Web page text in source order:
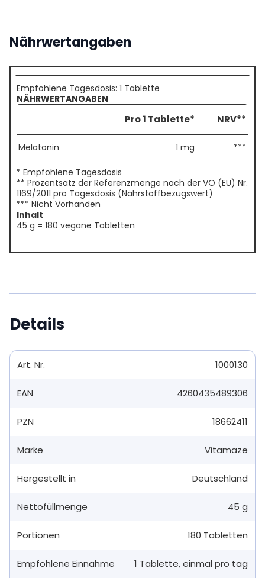
Nährwertangaben
Empfohlene Tagesdosis: 1 Tablette
NÄHRWERTANGABEN
Pro 1 Tablette* NRV**
Melatonin 1 mg ***
* Empfohlene Tagesdosis
** Prozentsatz der Referenzmenge nach der VO (EU) Nr.
1169/2011 pro Tagesdosis (Nährstoffbezugswert)
*** Nicht Vorhanden
Inhalt
45 g = 180 vegane Tabletten
Details
Art. Nr. 1000130
EAN 4260435489306
PZN 18662411
Marke Vitamaze
Hergestellt in Deutschland
Nettofüllmenge 45 g
Portionen 180 Tabletten
Empfohlene Einnahme 1 Tablette,einmal pro tag